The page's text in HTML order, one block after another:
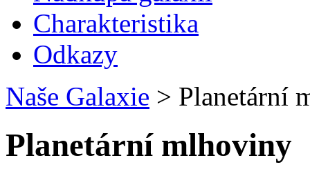
Charakteristika
Odkazy
Naše Galaxie > Planetární
Planetární mlhoviny